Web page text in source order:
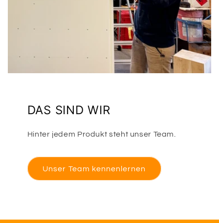
DAS SIND WIR
Hinter jedem Produkt steht unser Team.
Unser Team kennenlernen